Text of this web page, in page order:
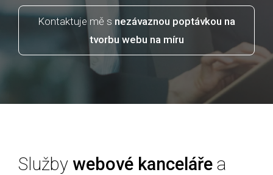
Kontaktuje mě s nezávaznou poptávkou na
tvorbu webu na míru
Služby webové kanceláře a